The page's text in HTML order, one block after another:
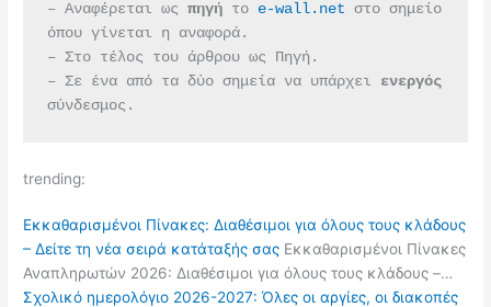
– Αναφέρεται ως πηγή το e-wall.net στο σημείο
όπου γίνεται η αναφορά.
– Στο τέλος του άρθρου ως Πηγή.
– Σε ένα από τα δύο σημεία να υπάρχει
ενεργός
σύνδεσμος.
trending:
Εκκαθαρισμένοι Πίνακες: Διαθέσιμοι για όλους τους κλάδους
– Δείτε τη νέα σειρά κατάταξής σας Εκκαθαρισμένοι Πίνακες
Αναπληρωτών 2026: Διαθέσιμοι για όλους τους κλάδους –…
Σχολικό ημερολόγιο 2026-2027: Όλες οι αργίες, οι διακοπές